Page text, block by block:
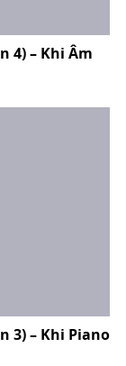
4) – Khi Âm
3) – Khi Piano